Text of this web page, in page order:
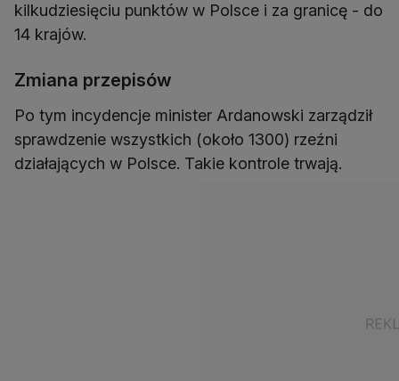
kilkudziesięciu punktów w Polsce i za granicę - do
14 krajów.
Zmiana przepisów
Po tym incydencje minister Ardanowski zarządził
sprawdzenie wszystkich (około 1300) rzeźni
działających w Polsce. Takie kontrole trwają.